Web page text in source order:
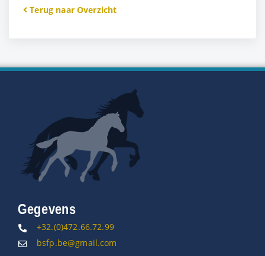
Terug naar Overzicht
Gegevens
+32.(0)472.66.72.99
bsfp.be@gmail.com